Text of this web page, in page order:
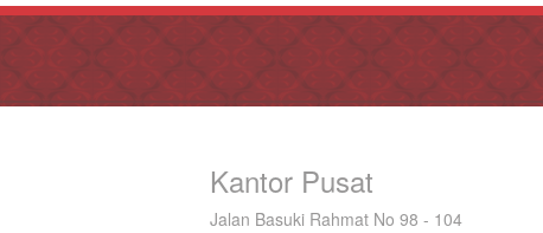
Kantor Pusat
Jalan Basuki Rahmat No 98 - 104